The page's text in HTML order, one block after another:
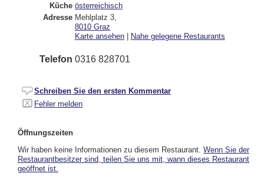
Küche österreichisch
Adresse Mehlplatz 3
8010 Graz
Karte ansehen | Nahe gelegene Restaurants
Telefon 0316 828701
Schreiben Sie den ersten Kommentar
Fehler melden
Öffnungszeiten
Wir haben keine Informationen zu diesem Restaurant. Wenn Sie der
Restaurantbesitzer sind, teilen Sie uns mit, wann dieses Restaurant
geöffnet ist.